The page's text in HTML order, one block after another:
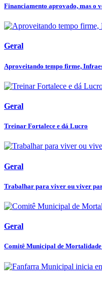
Financiamento aprovado, mas o
Geral
Aproveitando tempo firme,
Geral
Treinar Fortalece e dá Lucro
Geral
Trabalhar para viver ou viver
Geral
Comitê Municipal de